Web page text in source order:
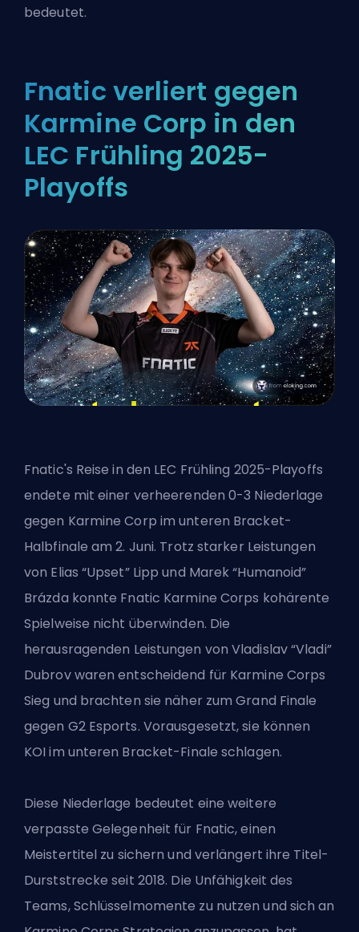
bedeutet.
Fnatic verliert gegen
Karmine Corp in den
LEC Frühling 2025-
Playoffs
Fnatic's Reise in den LEC Frühling 2025-Playoffs
endete mit einer verheerenden 0-3 Niederlage
gegen Karmine Corp im unteren Bracket-
Halbfinale am 2. Juni. Trotz starker Leistungen
von Elias “Upset” Lipp und Marek “Humanoid”
Brázda konnte Fnatic Karmine Corps kohärente
Spielweise nicht überwinden. Die
herausragenden Leistungen von Vladislav “Vladi”
Dubrov waren entscheidend für Karmine Corps
Sieg und brachten sie näher zumGrand Finale
gegen G2 Esports. Vorausgesetzt, sie können
KOI im unteren Bracket-Finale schlagen.
Diese Niederlage bedeutet eine weitere
verpasste Gelegenheit für Fnatic, einen
Meistertitel zu sichern und verlängert ihre Titel-
Durststrecke seit 2018. Die Unfähigkeit des
Teams, Schlüsselmomente zu nutzen und sich an